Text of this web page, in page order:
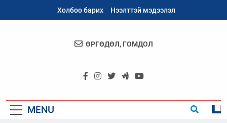
Холбоо барих Нээлттэй мэдээлэл
Архангай
ӨРГӨДӨЛ, ГОМДОЛ
MENU